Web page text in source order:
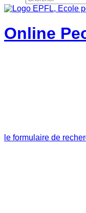
Online
le formulaire de